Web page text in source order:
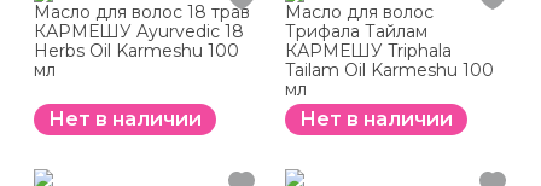
Масло для волос 18 трав
КАРМЕШУ Ayurvedic 18
Herbs Oil Karmeshu 100
мл
Нет в наличии
Масло для волос
Трифала Тайлам
КАРМЕШУ Triphala
Tailam Oil Karmeshu 100
мл
Нет в наличии